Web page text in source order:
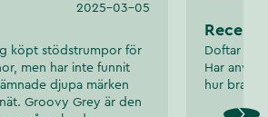
2025-03-05
köpt stödstrumpor för
men har inte funnit
djupa märken
Groovy Grey är den
Doftar
Har
hur bra